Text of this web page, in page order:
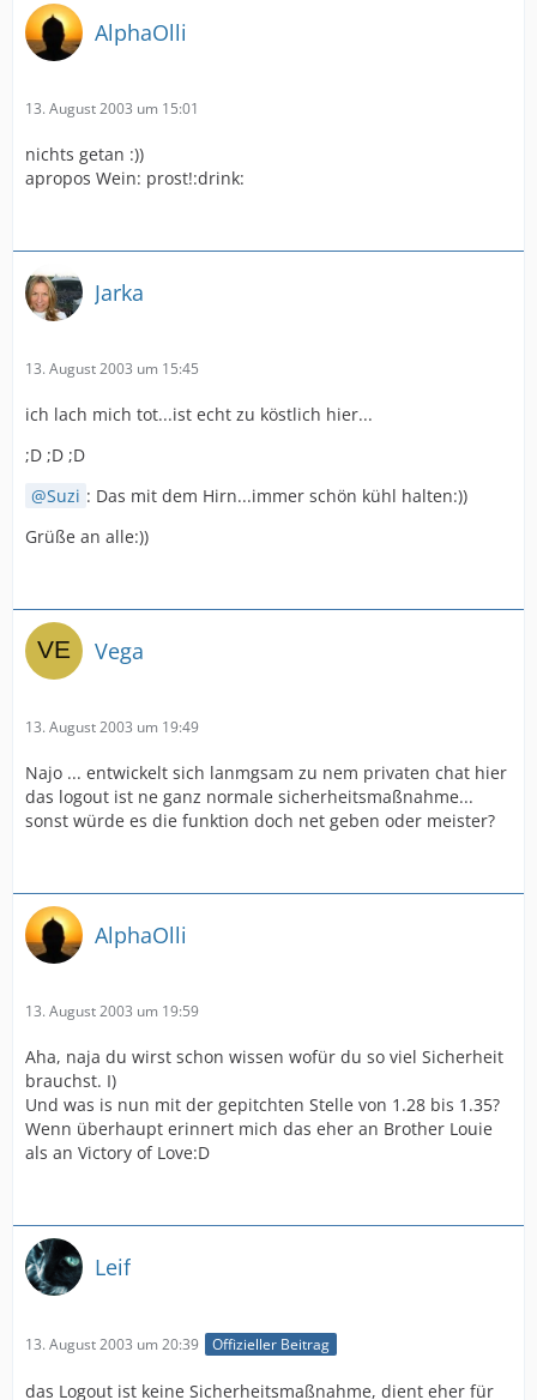
AlphaOlli
13. August 2003 um 15:01
nichts getan :))
apropos Wein: prost!:drink:
Jarka
13. August 2003 um 15:45
ich lach mich tot...ist echt zu köstlich hier...
;D ;D ;D
Suzi : Das mit dem Hirn...immer schön kühl halten:))
Grüße an alle:))
Vega
13. August 2003 um 19:49
Najo ... entwickelt sich lanmgsam zu nem privaten chat hier
das logout ist ne ganz normale sicherheitsmaßnahme...
sonst würde es die funktion doch net geben oder meister?
AlphaOlli
13. August 2003 um 19:59
Aha, naja du wirst schon wissen wofür du so viel Sicherheit
brauchst. I)
Und was is nun mit der gepitchten Stelle von 1.28 bis 1.35?
Wenn überhaupt erinnert mich das eher an Brother Louie
als an Victory of Love:D
Leif
13. August 2003 um 20:39 Offizieller Beitrag
das Logout ist keine Sicherheitsmaßnahme, dient eher für